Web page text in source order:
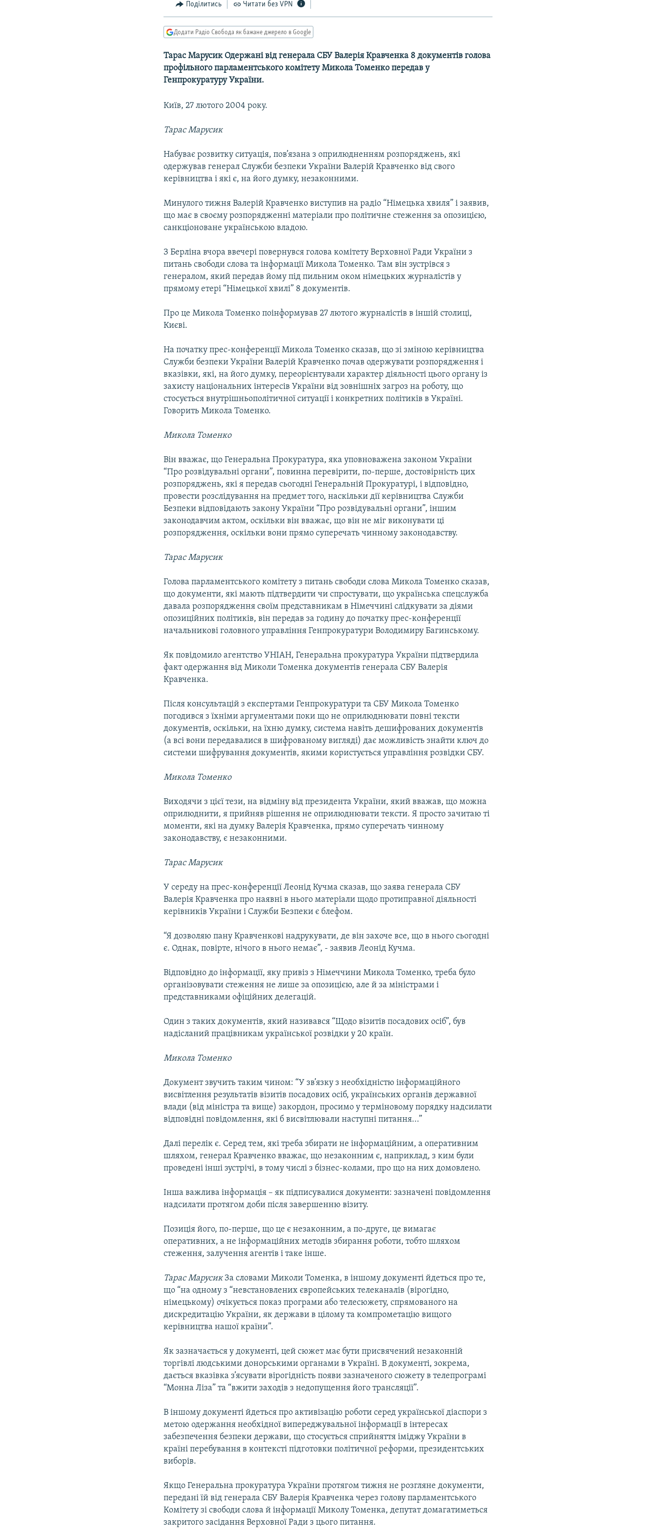
Поділитись Читати без VPN
Додати Радіо Свобода як бажане джерело в Google
Тарас Марусик Одержані від генерала СБУ Валерія Кравченка 8 документів голова
профільного парламентського комітету Микола Томенко передав у
Генпрокуратуру України.
Київ, 27 лютого 2004 року.
Тарас Марусик
Набуває розвитку ситуація, пов’язана з оприлюдненням розпоряджень, які
одержував генерал Служби безпеки України Валерій Кравченко від свого
керівництва і які є, на його думку, незаконними.
Минулого тижня Валерій Кравченко виступив на радіо “Німецька хвиля” i заявив,
що має в своєму розпорядженні матеріали про політичне стеження за опозицією,
санкціоноване українською владою.
З Берліна вчора ввечері повернувся голова комітету Верховної Ради України з
питань свободи слова та інформації Микола Томенко. Там він зустрівся з
генералом, який передав йому під пильним оком німецьких журналістів у
прямому етері “Німецької хвилі” 8 документів.
Про це Микола Томенко поінформував 27 лютого журналістів в іншій столиці,
Києві.
На початку прес-конференції Микола Томенко сказав, що зі зміною керівництва
Служби безпеки України Валерій Кравченко почав одержувати розпорядження і
вказівки, які, на його думку, переорієнтували характер діяльності цього органу із
захисту національних інтересів України від зовнішніх загроз на роботу, що
стосується внутрішньополітичної ситуації і конкретних політиків в Україні.
Говорить Микола Томенко.
Микола Томенко
Він вважає, що Генеральна Прокуратура, яка уповноважена законом України
“Про розвідувальні органи”, повинна перевірити, по-перше, достовірність цих
розпоряджень, які я передав сьогодні Генеральній Прокуратурі, і відповідно,
провести розслідування на предмет того, наскільки дії керівництва Служби
Безпеки відповідають закону України “Про розвідувальні органи”, іншим
законодавчим актом, оскільки він вважає, що він не міг виконувати ці
розпорядження, оскільки вони прямо суперечать чинному законодавству.
Тарас Марусик
Голова парламентського комітету з питань свободи слова Микола Томенко сказав,
що документи, які мають підтвердити чи спростувати, що українська спецслужба
давала розпорядження своїм представникам в Німеччині слідкувати за діями
опозиційних політиків, він передав за годину до початку прес-конференції
начальникові головного управління Генпрокуратури Володимиру Багинському.
Як повідомило агентство УНІАН, Генеральна прокуратура України підтвердила
факт одержання від Миколи Томенка документів генерала СБУ Валерія
Кравченка.
Після консультацій з експертами Генпрокуратури та СБУ Микола Томенко
погодився з їхніми аргументами поки що не оприлюднювати повні тексти
документів, оскільки, на їхню думку, система навіть дешифрованих документів
(а всі вони передавалися в шифрованому вигляді) дає можливість знайти ключ до
системи шифрування документів, якими користується управління розвідки СБУ.
Микола Томенко
Виходячи з цієї тези, на відміну від президента України, який вважав, що можна
оприлюднити, я прийняв рішення не оприлюднювати тексти. Я просто зачитаю ті
моменти, які на думку Валерія Кравченка, прямо суперечать чинному
законодавству, є незаконними.
Тарас Марусик
У середу на прес-конференції Леонід Кучма сказав, що заява генерала СБУ
Валерія Кравченка про наявні в нього матеріали щодо протиправної діяльності
керівників України i Служби Безпеки є блефом.
“Я дозволяю пану Кравченкові надрукувати, де він захоче все, що в нього сьогодні
є. Однак, повірте, нічого в нього немає”, - заявив Леонід Кучма.
Відповідно до інформації, яку привіз з Німеччини Микола Томенко, треба було
організовувати стеження не лише за опозицією, але й за міністрами і
представниками офіційних делегацій.
Один з таких документів, який називався “Щодо візитів посадових осіб”, був
надісланий працівникам української розвідки у 20 країн.
Микола Томенко
Документ звучить таким чином: “У зв’язку з необхідністю інформаційного
висвітлення результатів візитів посадових осіб, українських органів державної
влади (від міністра та вище) закордон, просимо у терміновому порядку надсилати
відповідні повідомлення, які б висвітлювали наступні питання...”
Далі перелік є. Серед тем, які треба збирати не інформаційним, а оперативним
шляхом, генерал Кравченко вважає, що незаконним є, наприклад, з ким були
проведені інші зустрічі, в тому числі з бізнес-колами, про що на них домовлено.
Інша важлива інформація – як підписувалися документи: зазначені повідомлення
надсилати протягом доби після завершенню візиту.
Позиція його, по-перше, що це є незаконним, а по-друге, це вимагає
оперативних, а не інформаційних методів збирання роботи, тобто шляхом
стеження, залучення агентів і таке інше.
Тарас МарусикЗа словами Миколи Томенка, в іншому документі йдеться про те,
що “на одному з “невстановлених європейських телеканалів (вірогідно,
німецькому) очікується показ програми або телесюжету, спрямованого на
дискредитацію України, як держави в цілому та компрометацію вищого
керівництва нашої країни”.
Як зазначається у документі, цей сюжет має бути присвячений незаконній
торгівлі людськими донорськими органами в Україні. В документі, зокрема,
дається вказівка з’ясувати вірогідність появи зазначеного сюжету в телепрограмі
“Монна Ліза” та “вжити заходів з недопущення його трансляції”.
В іншому документі йдеться про активізацію роботи серед української діаспори з
метою одержання необхідної випереджувальної інформації в інтересах
забезпечення безпеки держави, що стосується сприйняття іміджу України в
країні перебування в контексті підготовки політичної реформи, президентських
виборів.
Якщо Генеральна прокуратура України протягом тижня не розгляне документи,
передані їй від генерала СБУ Валерія Кравченка через голову парламентського
Комітету зі свободи слова й інформації Миколу Томенка, депутат домагатиметься
закритого засідання Верховної Ради з цього питання.